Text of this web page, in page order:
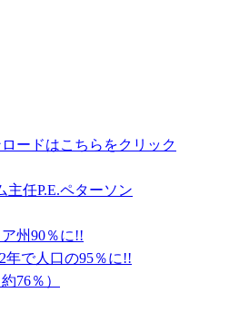
ードはこちらをクリック
任P.E.ペターソン
州90％に!!
年で人口の95％に!!
76％）